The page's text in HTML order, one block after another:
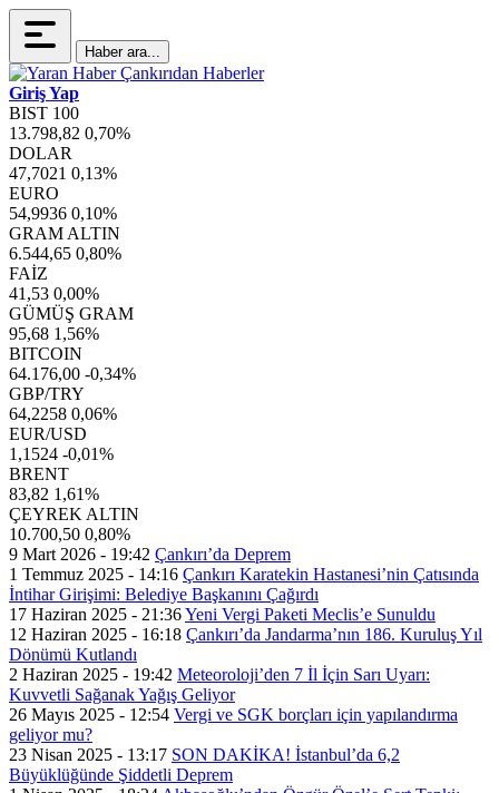
Haber ara...
Giriş Yap
BIST 100
13.798,82 0,70%
DOLAR
47,7021 0,13%
EURO
54,9936 0,10%
GRAM ALTIN
6.544,65 0,80%
FAİZ
41,53 0,00%
GÜMÜŞ GRAM
95,68 1,56%
BITCOIN
64.176,00 -0,34%
GBP/TRY
64,2258 0,06%
EUR/USD
1,1524 -0,01%
BRENT
83,82 1,61%
ÇEYREK ALTIN
10.700,50 0,80%
9 Mart 2026 - 19:42 Çankırı’da Deprem
1 Temmuz 2025 - 14:16 Çankırı Karatekin Hastanesi’nin Çatısında
İntihar Girişimi: Belediye Başkanını Çağırdı
17 Haziran 2025 - 21:36Yeni Vergi Paketi Meclis’e Sunuldu
12 Haziran 2025 - 16:18 Çankırı’da Jandarma’nın 186. Kuruluş Yıl
Dönümü Kutlandı
2 Haziran 2025 - 19:42 Meteoroloji’den 7 İl İçin Sarı Uyarı:
Kuvvetli Sağanak Yağış Geliyor
26 Mayıs 2025 - 12:54 Vergi ve SGK borçları için yapılandırma
geliyor mu?
23 Nisan 2025 - 13:17 SON DAKİKA! İstanbul’da 6,2
Büyüklüğünde Şiddetli Deprem